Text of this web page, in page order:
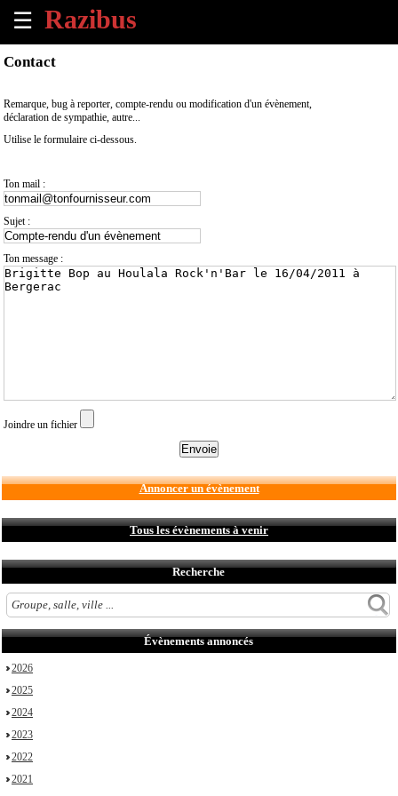
☰
×
les
venir
Annoncer
évènement
Contact
Remarque, bug à reporter, compte-rendu ou modification d'un évènement,
déclaration de sympathie, autre...
Utilise le formulaire ci-dessous.
Ton mail :
Sujet :
Ton message :
Joindre un fichier
Annoncer un évènement
Tous les évènements à venir
Recherche
Évènements annoncés
2026
2025
2024
2023
2022
2021